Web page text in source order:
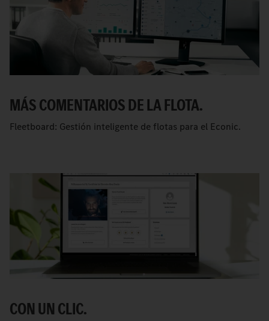
MÁS COMENTARIOS DE LA FLOTA.
Fleetboard: Gestión inteligente de flotas para el Econic.
CON UN CLIC.